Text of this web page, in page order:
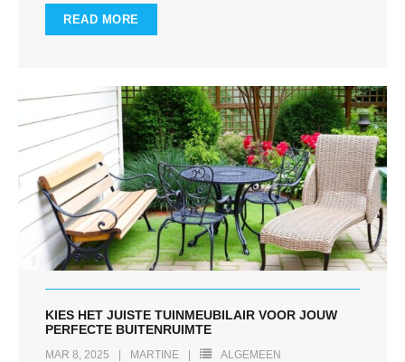
READ MORE
KIES HET JUISTE TUINMEUBILAIR VOOR JOUW
PERFECTE BUITENRUIMTE
MAR 8, 2025 MARTINE ALGEMEEN